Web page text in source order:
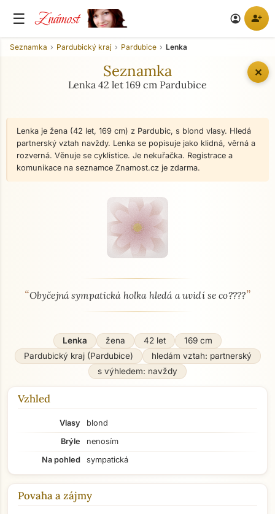
☰ Známost account_circle person_add
✕
Seznamka Pardubický kraj Pardubice Lenka
Seznamka
Lenka 42 let 169 cm Pardubice
Lenka je žena (42 let, 169 cm) z Pardubic, s blond vlasy. Hledá
partnerský vztah navždy. Lenka se popisuje jako klidná, věrná a
rozverná. Věnuje se cyklistice. Je nekuřačka. Registrace a
komunikace na seznamce Znamost.cz je zdarma.
O mně - seznamka profil
“Obyčejná sympatická holka hledá a uvidí se co????”
Lenka žena 42 let
169 cm
Pardubický kraj (Pardubice)
hledám vztah: partnerský
s výhledem: navždy
Vzhled
Vlasy
blond
Brýle
nenosím
Na pohled
sympatická
Povaha a zájmy